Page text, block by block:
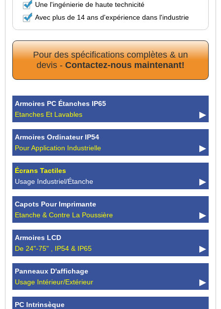
Une l'ingénierie de haute technicité
Avec plus de 14 ans d'expérience dans l'industrie
Pour des spécifications complètes & un
devis - Contactez-nous maintenant!
Armoires PC Étanches IP65
Etanches Et Lavables
Armoires Ordinateur IP54
Pour Application Industrielle
Écrans Tactiles
Usage Industriel/étanche
Capots Pour Imprimante
Etanche & Contre La Poussière
Armoires LCD
De 24"-75" , IP54 & IP65
Panneaux D'affichage
Usage Intérieur/extérieur
PC Intrinsèque